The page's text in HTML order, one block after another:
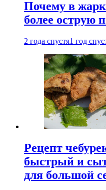
Почему в
более острую
2 года спустя1 год
Рецепт
быстрый и
для большой